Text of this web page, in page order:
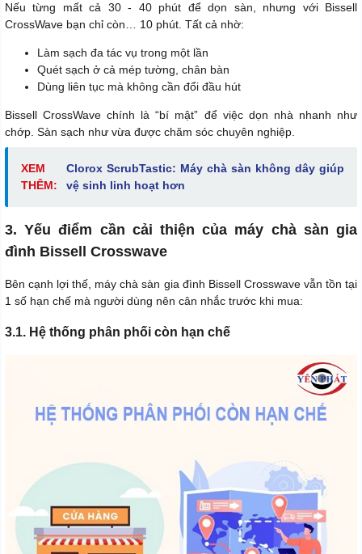
Nếu từng mất cả 30 - 40 phút để dọn sàn, nhưng với Bissell
CrossWave bạn chỉ còn… 10 phút. Tất cả nhờ:
Làm sạch đa tác vụ trong một lần
Quét sạch ở cả mép tường, chân bàn
Dùng liên tục mà không cần đổi đầu hút
Bissell CrossWave chính là “bí mật” để việc dọn nhà nhanh như
chớp. Sàn sạch như vừa được chăm sóc chuyên nghiệp.
XEM
THÊM:
Clorox ScrubTastic: Máy chà sàn không dây giúp
vệ sinh linh hoạt hơn
3. Yếu điểm cần cải thiện của máy chà sàn gia
đình Bissell Crosswave
Bên cạnh lợi thế, máy chà sàn gia đình Bissell Crosswave vẫn tồn tại
1 số hạn chế mà người dùng nên cân nhắc trước khi mua:
3.1. Hệ thống phân phối còn hạn chế